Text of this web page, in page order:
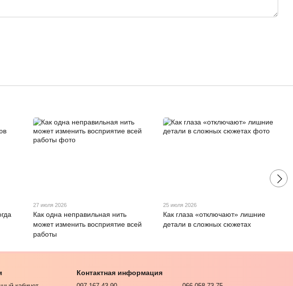
27 июля 2026
Как одна неправильная нить
может изменить восприятие всей
работы
25 июля 2026
Как глаза «отключают» лишние
детали в сложных сюжетах
Контактная информация